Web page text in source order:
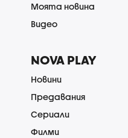
Моята новина
Видео
NOVA PLAY
Новини
Предавания
Сериали
Филми